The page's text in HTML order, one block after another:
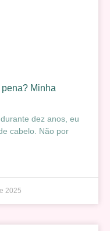
Minha
dez anos, eu
cabelo. Não por
2025